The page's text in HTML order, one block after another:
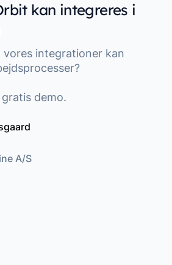
kan integreres i
vores integrationer kan
demo.
A/S